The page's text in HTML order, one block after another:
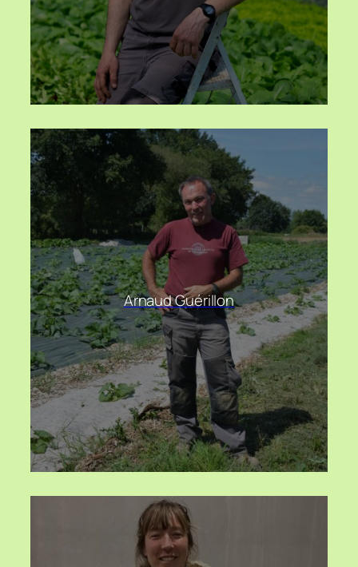
Arnaud Guérillon